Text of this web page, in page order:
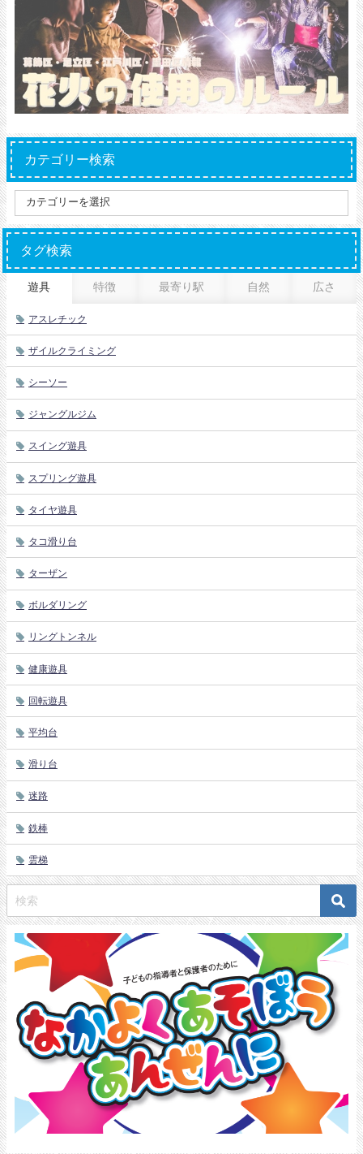
カテゴリー検索
タグ検索
遊具 特徴 最寄り駅 自然 広さ
アスレチック
ザイルクライミング
シーソー
ジャングルジム
スイング遊具
スプリング遊具
タイヤ遊具
タコ滑り台
ターザン
ボルダリング
リングトンネル
健康遊具
回転遊具
平均台
滑り台
迷路
鉄棒
雲梯